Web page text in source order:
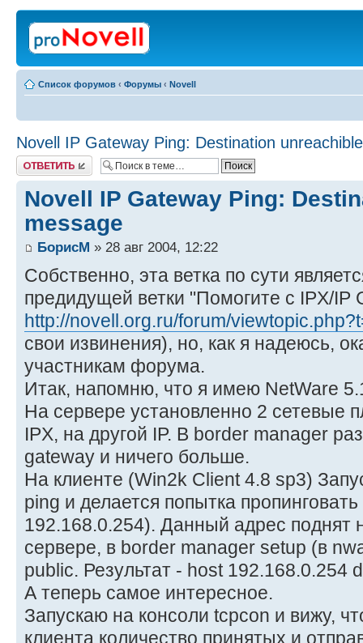
Список форумов ‹ Форумы ‹ Novell
Novell IP Gateway Ping: Destination
Ответить
Novell IP Gateway Ping:
message
БорисМ » 28 авг 2004, 12:22
Собственно, эта ветка по сути
предидущей ветки "Помогите с IPX/IP
http://novell.org.ru/forum/
свои извинения), но, как я надеюсь,
участникам форума.
Итак, напомню, что я имею NetWare
На сервере установленно 2 сетевые
IPX, на другой IP. В border manager
gateway и ничего больше.
На клиенте (Win2k Client 4.8 sp3)
ping и делается попытка
192.168.0.254). Данный адрес поднят
сервере, в border manager setup (в
public. Результат - host 192.168.0.254
А теперь самое интересное.
Запускаю на консоли tcpcon и вижу,
клиента количество принятых и